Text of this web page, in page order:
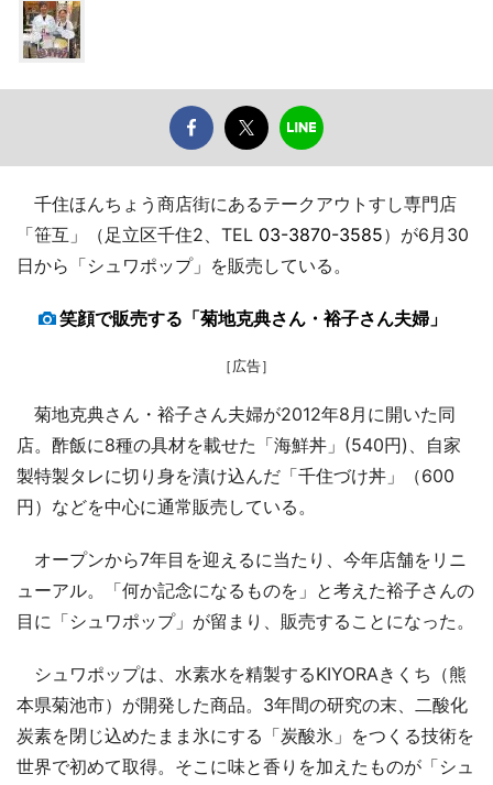
千住ほんちょう商店街にあるテークアウトすし専門店
「笹互」（足立区千住2、TEL 03-3870-3585）が6月30
日から「シュワポップ」を販売している。
笑顔で販売する「菊地克典さん・裕子さん夫婦」
［広告］
菊地克典さん・裕子さん夫婦が2012年8月に開いた同
店。酢飯に8種の具材を載せた「海鮮丼」(540円)、自家
製特製タレに切り身を漬け込んだ「千住づけ丼」（600
円）などを中心に通常販売している。
オープンから7年目を迎えるに当たり、今年店舗をリニ
ューアル。「何か記念になるものを」と考えた裕子さんの
目に「シュワポップ」が留まり、販売することになった。
シュワポップは、水素水を精製するKIYORAきくち（熊
本県菊池市）が開発した商品。3年間の研究の末、二酸化
炭素を閉じ込めたまま氷にする「炭酸氷」をつくる技術を
世界で初めて取得。そこに味と香りを加えたものが「シュ